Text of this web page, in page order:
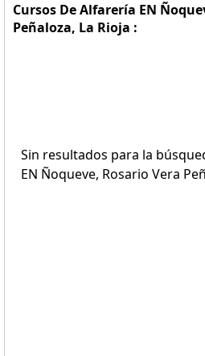
Cursos De Alfarería EN
Peñaloza, La Rioja :
Sin resultados para la
EN Ñoqueve, Rosario Vera